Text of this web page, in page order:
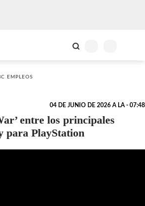
EMPLEOS
04 DE JUNIO DE 2026 A LA - 07:48
entre los principales
para PlayStation